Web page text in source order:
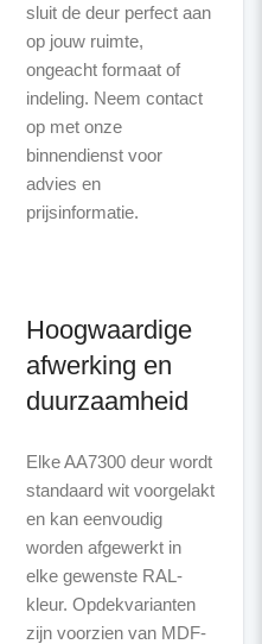
sluit de deur perfect aan
op jouw ruimte,
ongeacht formaat of
indeling. Neem contact
op met onze
binnendienst voor
advies en
prijsinformatie.
Hoogwaardige
afwerking en
duurzaamheid
Elke AA7300 deur wordt
standaard wit voorgelakt
en kan eenvoudig
worden afgewerkt in
elke gewenste RAL-
kleur. Opdekvarianten
zijn voorzien van MDF-